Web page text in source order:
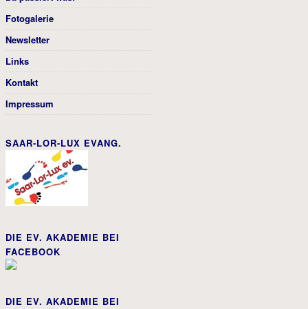
Fotogalerie
Newsletter
Links
Kontakt
Impressum
SAAR-LOR-LUX EVANG.
DIE EV. AKADEMIE BEI
FACEBOOK
DIE EV. AKADEMIE BEI